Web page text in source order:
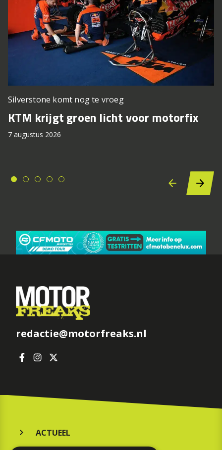
Silverstone komt nog te vroeg
KTM krijgt groen licht voor motorfix
7 augustus 2026
redactie@motorfreaks.nl
ACTUEEL